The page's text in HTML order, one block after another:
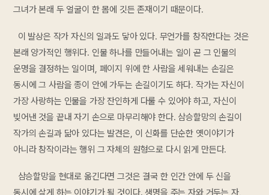
그녀가 본래 두 얼굴이 한 몸에 깃든 존재이기 때문이다.
이 발상은 작가 자신의 일과도 닿아 있다. 무언가를 창작한다는 것은
본래 양가적인 행위다. 인물 하나를 만들어내는 일이 곧 그 인물의
운명을 결정하는 일이며, 페이지 위에 한 사람을 세워내는 손길은
동시에 그 사람을 종이 안에 가두는 손길이기도 하다. 작가는 자신이
가장 사랑하는 인물을 가장 잔인하게 다룰 수 있어야 하고, 자신이
빚어낸 것을 끝내 자기 손으로 마무리해야 한다. 삼승할망의 손길이
작가의 손길과 닮아 있다는 발견은, 이 신화를 단순한 옛이야기가
아니라 창작이라는 행위 그 자체의 원형으로 다시 읽게 만든다.
삼승할망을 현대로 옮긴다면 그것은 결국 한 인간 안에 두 신을
동시에 살게 하는 이야기가 될 것이다. 생명을 주는 자와 거두는 자,